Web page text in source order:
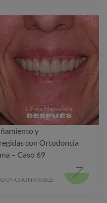
y
con Ortodoncia
– Caso 69
INVISIBLE